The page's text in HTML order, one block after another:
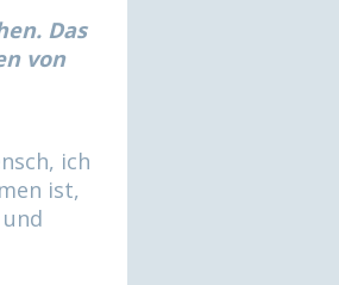
Das
von
ich
ist,